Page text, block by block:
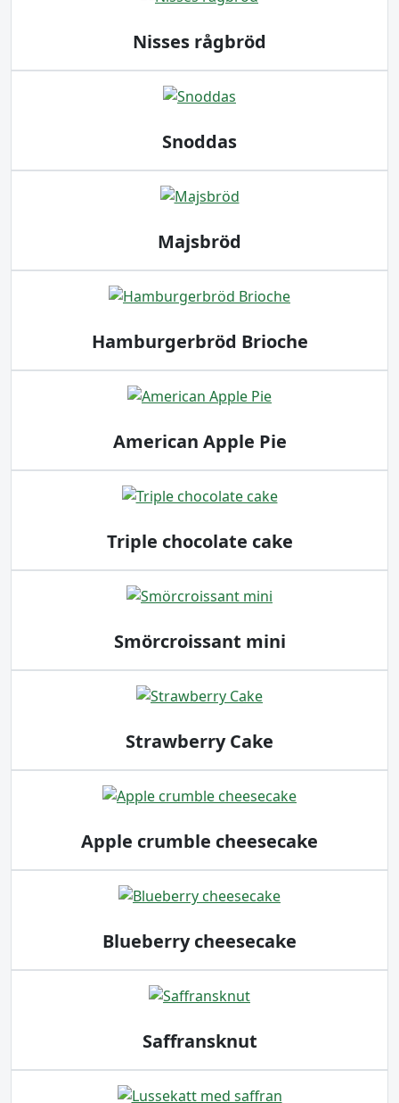
Nisses rågbröd
Snoddas
Majsbröd
Hamburgerbröd Brioche
American Apple Pie
Triple chocolate cake
Smörcroissant mini
Strawberry Cake
Apple crumble cheesecake
Blueberry cheesecake
Saffransknut